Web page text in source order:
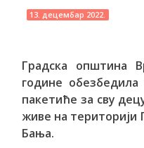
13. децембар 2022.
Градска општина
године
пакетиће за сву
живе на територији
Бања.